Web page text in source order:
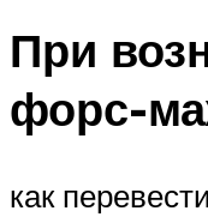
При
форс-
как